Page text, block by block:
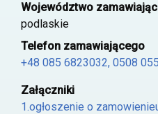
Województwo
podlaskie
Telefon zamawiającego
+48 085 6823032, 0508
Załączniki
1.ogłoszenie o